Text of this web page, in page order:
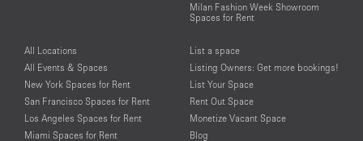
Milan Fashion Week Showroom
Spaces for Rent
All Locations
All Events & Spaces
New York Spaces for Rent
San Francisco Spaces for Rent
Los Angeles Spaces for Rent
Miami Spaces for Rent
List a space
Listing Owners: Get more bookings!
List Your Space
Rent Out Space
Monetize Vacant Space
Blog